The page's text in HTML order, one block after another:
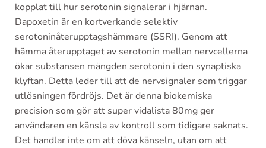
kopplat till hur serotonin signalerar i hjärnan.
Dapoxetin är en kortverkande selektiv
serotoninåterupptagshämmare (SSRI). Genom att
hämma återupptaget av serotonin mellan nervcellerna
ökar substansen mängden serotonin i den synaptiska
klyftan. Detta leder till att de nervsignaler som triggar
utlösningen fördröjs. Det är denna biokemiska
precision som gör att super vidalista 80mg ger
användaren en känsla av kontroll som tidigare saknats.
Det handlar inte om att döva känseln, utan om att